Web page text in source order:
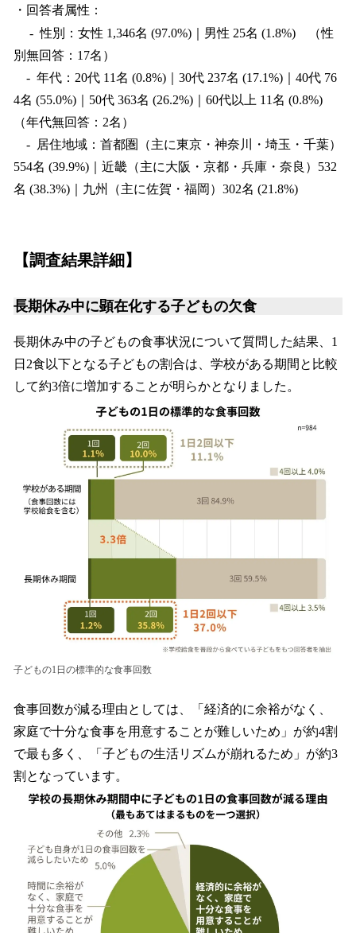
・回答者属性：
- 性別：女性 1,346名 (97.0%)｜男性 25名 (1.8%) （性
別無回答：17名）
- 年代：20代 11名 (0.8%)｜30代 237名 (17.1%)｜40代 76
4名 (55.0%)｜50代 363名 (26.2%)｜60代以上 11名 (0.8%)
（年代無回答：2名）
- 居住地域：首都圏（主に東京・神奈川・埼玉・千葉）
554名 (39.9%)｜近畿（主に大阪・京都・兵庫・奈良）532
名 (38.3%)｜九州（主に佐賀・福岡）302名 (21.8%)
【調査結果詳細】
長期休み中に顕在化する子どもの欠食
長期休み中の子どもの食事状況について質問した結果、1
日2食以下となる子どもの割合は、学校がある期間と比較
して約3倍に増加することが明らかとなりました。
子どもの1日の標準的な食事回数
食事回数が減る理由としては、「経済的に余裕がなく、
家庭で十分な食事を用意することが難しいため」が約4割
で最も多く、「子どもの生活リズムが崩れるため」が約3
割となっています。